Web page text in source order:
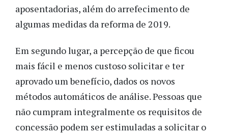
aposentadorias, além do arrefecimento de
algumas medidas da reforma de 2019.
Em segundo lugar, a percepção de que ficou
mais fácil e menos custoso solicitar e ter
aprovado um benefício, dados os novos
métodos automáticos de análise. Pessoas que
não cumpram integralmente os requisitos de
concessão podem ser estimuladas a solicitar o